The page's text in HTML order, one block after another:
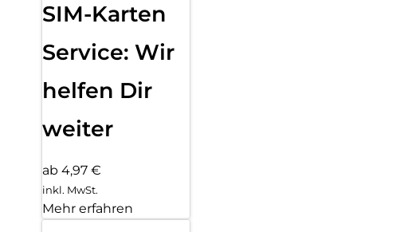
SIM-Karten
Service: Wir
helfen Dir
weiter
ab 4,97 €
inkl. MwSt.
Mehr erfahren